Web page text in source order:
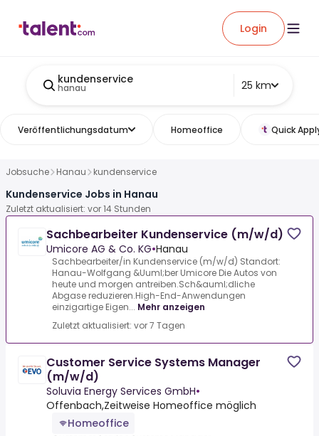
Login
kundenservice
hanau 25 km
Veröffentlichungsdatum Homeoffice Quick
Jobsuche Hanau kundenservice
Kundenservice Jobs in Hanau
Zuletzt aktualisiert: vor 14 Stunden
Sachbearbeiter Kundenservice (m/w/d)
Umicore AG & Co. KG•Hanau
Sachbearbeiter/in Kundenservice (m/w/d) Standort:
Hanau-Wolfgang &Uuml;ber Umicore Die Autos von
heute und morgen antreiben.Sch&auml;dliche
Abgase reduzieren.High-End-Anwendungen
einzigartige Eigen... Mehr anzeigen
Zuletzt aktualisiert: vor 7 Tagen
Customer Service Systems Manager
(m/w/d)
Soluvia Energy Services GmbH•
Offenbach,Zeitweise Homeoffice möglich
Homeoffice